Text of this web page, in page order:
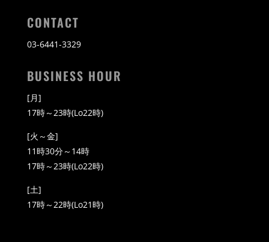
CONTACT
03-6441-3329
BUSINESS HOUR
[月]
17時～23時(Lo22時)
[火～金]
11時30分～14時
17時～23時(Lo22時)
[土]
17時～22時(Lo21時)